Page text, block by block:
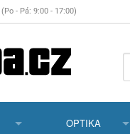
(Po - Pá: 9:00 - 17:00)
OPTIKA